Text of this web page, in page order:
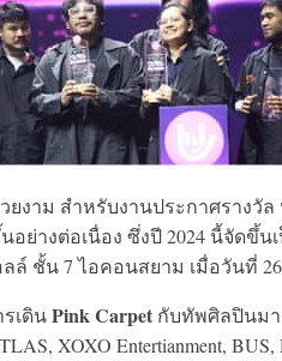
ยงาม สำหรับงานประกาศรางวัล
ย่างต่อเนื่อง ซึ่งปี 2024 นี้จัดขึ้
ล์ ชั้น 7 ไอคอนสยาม เมื่อวันที่
เดินPink Carpet กับทัพศิลปินมา
XOXO Entertianment,